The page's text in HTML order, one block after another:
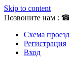
Skip to content
Позвоните нам :
Схема
Регистрация
Вход